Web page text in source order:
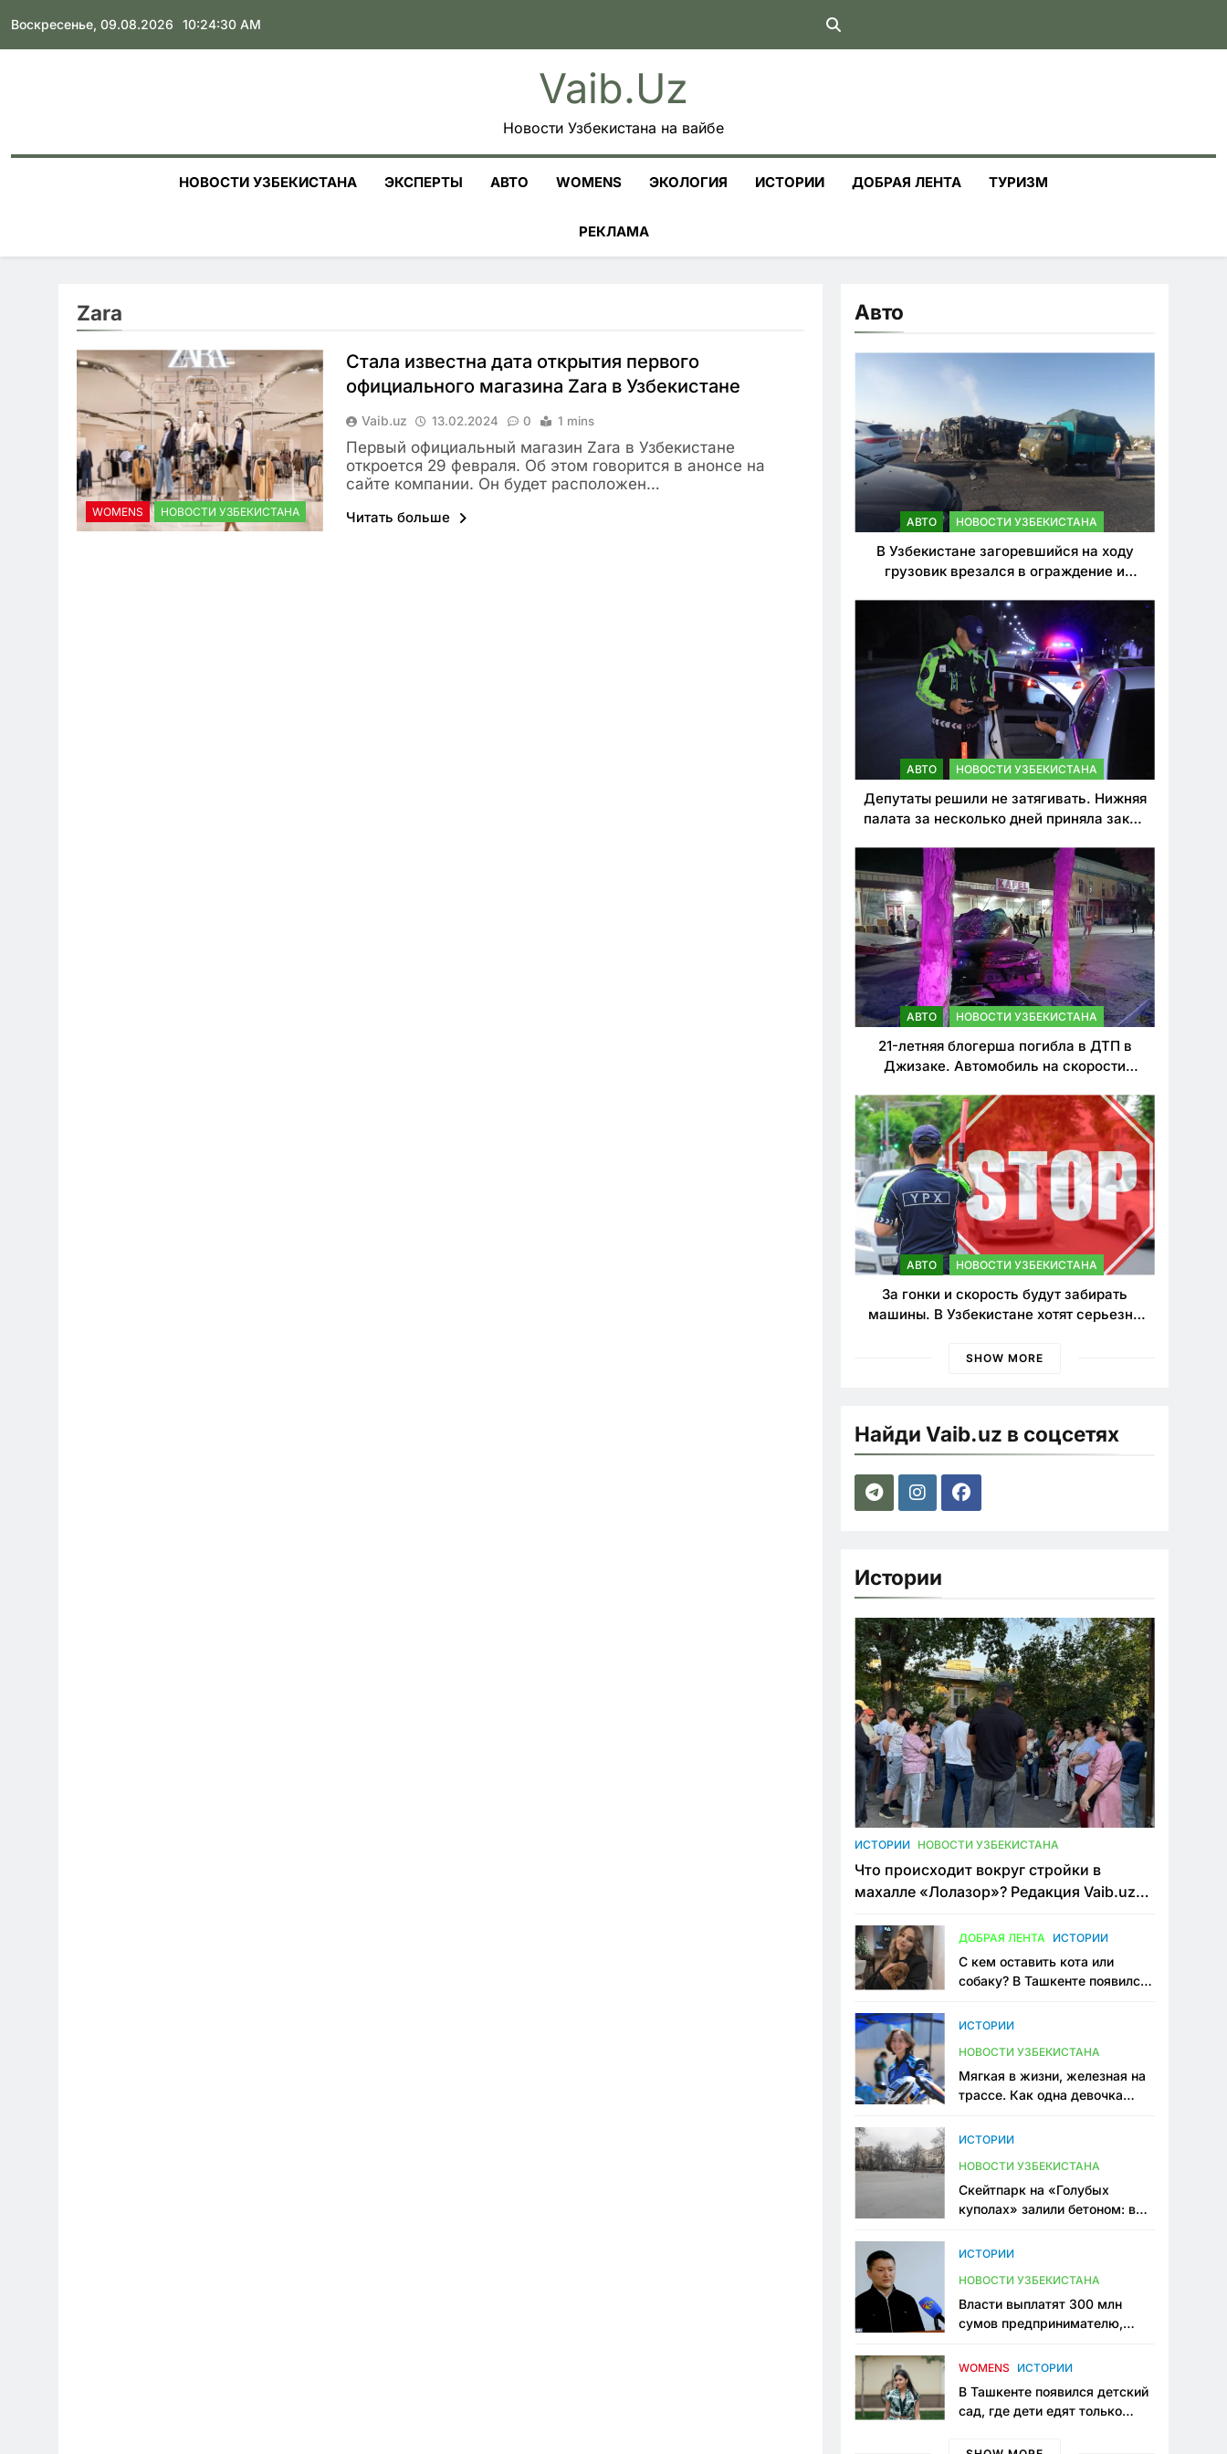
to
content
Воскресенье, 09.08.2026 10:24:31 AM
Vaib.uz
Новости Узбекистана на вайбе
НОВОСТИ УЗБЕКИСТАНА ЭКСПЕРТЫ АВТО WOMENS ЭКОЛОГИЯ ИСТОРИИ ДОБРАЯ ЛЕНТА ТУРИЗМ
РЕКЛАМА
Zara
WOMENS НОВОСТИ УЗБЕКИСТАНА
Стала известна дата открытия первого
официального магазина Zara в Узбекистане
Vaib.uz 13.02.2024 0 1 mins
Первый официальный магазин Zara в Узбекистане
откроется 29 февраля. Об этом говорится в анонсе на
сайте компании. Он будет расположен…
Читать больше
Авто
АВТО НОВОСТИ УЗБЕКИСТАНА
В Узбекистане загоревшийся на ходу
грузовик врезался в ограждение и
АВТО НОВОСТИ УЗБЕКИСТАНА
Депутаты решили не затягивать. Нижняя
палата за несколько дней приняла закон
нарушителей ПДД
АВТО НОВОСТИ УЗБЕКИСТАНА
21-летняя блогерша погибла в ДТП в
Джизаке. Автомобиль на скорости
АВТО НОВОСТИ УЗБЕКИСТАНА
За гонки и скорость будут забирать
машины. В Узбекистане хотят серьезно
SHOW MORE
Найди Vaib.uz в соцсетях
Истории
ИСТОРИИ НОВОСТИ УЗБЕКИСТАНА
Что происходит вокруг стройки в
махалле «Лолазор»? Редакция Vaib.uz
конфликта
ДОБРАЯ ЛЕНТА ИСТОРИИ
С кем оставить кота или
собаку? В Ташкенте появился
ИСТОРИИ
НОВОСТИ УЗБЕКИСТАНА
Мягкая в жизни, железная на
трассе. Как одна девочка
Узбекистане
ИСТОРИИ
НОВОСТИ УЗБЕКИСТАНА
Скейтпарк на «Голубых
куполах» залили бетоном: в
одно общественное
ИСТОРИИ
НОВОСТИ УЗБЕКИСТАНА
Власти выплатят 300 млн
сумов предпринимателю,
тюрьме по незаконному
WOMENS ИСТОРИИ
В Ташкенте появился детский
сад, где дети едят только
мама, которая устала просить